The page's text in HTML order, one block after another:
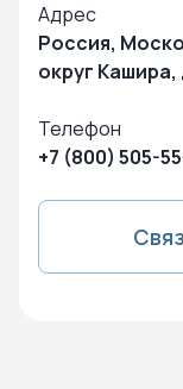
Адрес
Россия,
округ
Телефон
+7 (800) 505-